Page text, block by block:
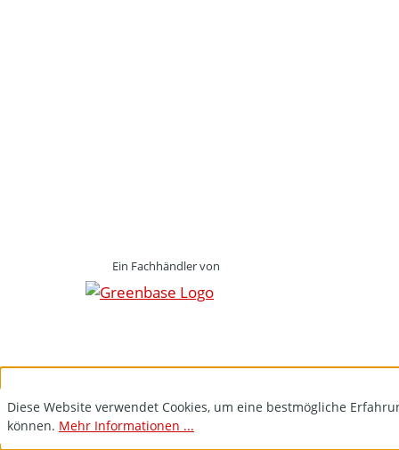
Ein Fachhändler von
Diese Website verwendet Cookies, um eine bestmögliche
können. Mehr Informationen ...